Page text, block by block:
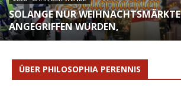
SOLANGE NUR WEIHNACHTSMÄRKTE
ANGEGRIFFEN WURDEN,
ÜBER PHILOSOPHIA PERENNIS